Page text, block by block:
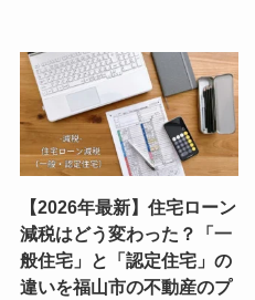
【2026年最新】住宅ローン
減税はどう変わった？「一
般住宅」と「認定住宅」の
違いを福山市の不動産のプ